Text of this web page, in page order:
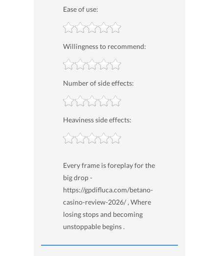
Ease of use:
Willingness to recommend:
Number of side effects:
Heaviness side effects:
Every frame is foreplay for the
big drop -
https://gpdifluca.com/betano-
casino-review-2026/ , Where
losing stops and becoming
unstoppable begins .